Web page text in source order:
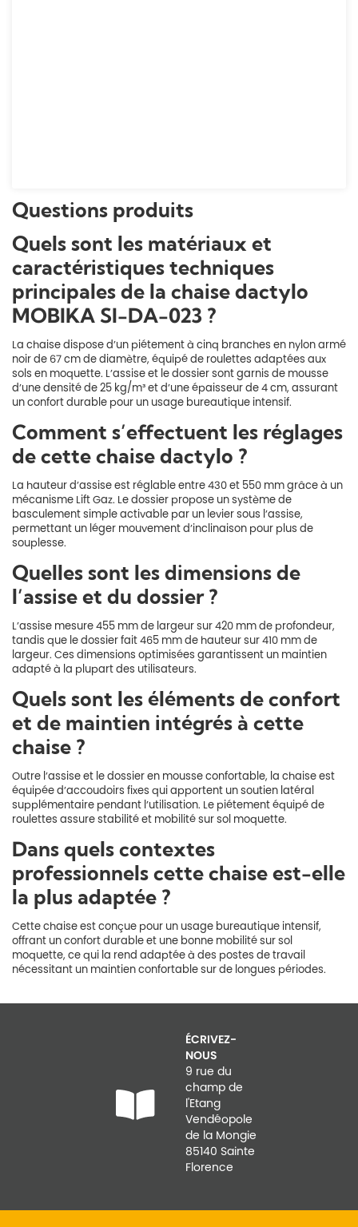
Questions produits
Quels sont les matériaux et
caractéristiques techniques
principales de la chaise dactylo
MOBIKA SI-DA-023 ?
La chaise dispose d’un piétement à cinq branches en nylon armé
noir de 67 cm de diamètre, équipé de roulettes adaptées aux
sols en moquette. L’assise et le dossier sont garnis de mousse
d’une densité de 25 kg/m³ et d’une épaisseur de 4 cm, assurant
un confort durable pour un usage bureautique intensif.
Comment s’effectuent les réglages
de cette chaise dactylo ?
La hauteur d’assise est réglable entre 430 et 550 mm grâce à un
mécanisme Lift Gaz. Le dossier propose un système de
basculement simple activable par un levier sous l’assise,
permettant un léger mouvement d’inclinaison pour plus de
souplesse.
Quelles sont les dimensions de
l’assise et du dossier ?
L’assise mesure 455 mm de largeur sur 420 mm de profondeur,
tandis que le dossier fait 465 mm de hauteur sur 410 mm de
largeur. Ces dimensions optimisées garantissent un maintien
adapté à la plupart des utilisateurs.
Quels sont les éléments de confort
et de maintien intégrés à cette
chaise ?
Outre l’assise et le dossier en mousse confortable, la chaise est
équipée d’accoudoirs fixes qui apportent un soutien latéral
supplémentaire pendant l’utilisation. Le piétement équipé de
roulettes assure stabilité et mobilité sur sol moquette.
Dans quels contextes
professionnels cette chaise est-elle
la plus adaptée ?
Cette chaise est conçue pour un usage bureautique intensif,
offrant un confort durable et une bonne mobilité sur sol
moquette, ce qui la rend adaptée à des postes de travail
nécessitant un maintien confortable sur de longues périodes.
ÉCRIVEZ-
NOUS
9 rue du
champ de
l'Etang
Vendéopole
de la Mongie
85140 Sainte
Florence